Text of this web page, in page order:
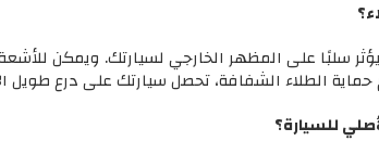
سلبًا على المظهر الخارجي لسيارتك. ويمكن
الطلاء الشفافة، تحصل سيارتك على درع طويل
للسيارة؟